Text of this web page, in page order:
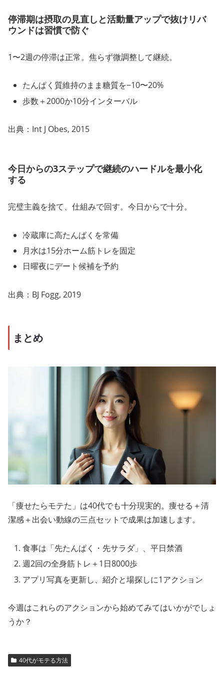
停滞期は摂取の見直しと活動量アップで抜けリバ
ウンドは習慣で防ぐ
1〜2週の停滞は正常。焦らず微調整して継続。
たんぱく質維持のまま糖質を−10〜20%
歩数＋2000か10分インターバル
出典：Int J Obes, 2015
今日からの3ステップで継続のハードルを最小化
する
完璧主義を捨て、仕組みで回す。今日からで十分。
冷蔵庫に高たんぱくを常備
月水は15分ホーム筋トレを固定
日曜夜にデート候補を予約
出典：BJ Fogg, 2019
まとめ
「痩せたらモテた」は40代でも十分現実的。痩せる＋清
潔感＋出会い動線の三点セットで成果は加速します。
食事は「先たんぱく・先サラダ」、平日禁酒
週2回の全身筋トレ＋1日8000歩
アプリ写真を更新し、紹介と場探しに1アクション
今週はこれらのアクションから始めてみてはいかがでしょ
うか？
40代がモテる方法